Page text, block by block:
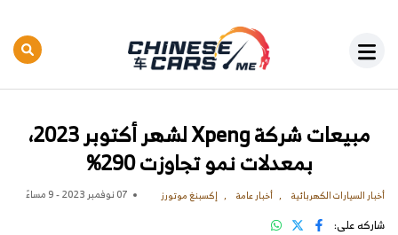
مبيعات شركة Xpeng لشهر أكتوبر 2023،
بمعدلات نمو تجاوزت 290%
أخبار السيارات الكهربائية أخبار عامة إكسبنغ موتورز 07 نوفمبر 2023 - 9 مساءً
شاركه على: